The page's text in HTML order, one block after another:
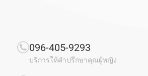
096-405-9293
บริการให้คำปรึกษาคุณผู้หญิง